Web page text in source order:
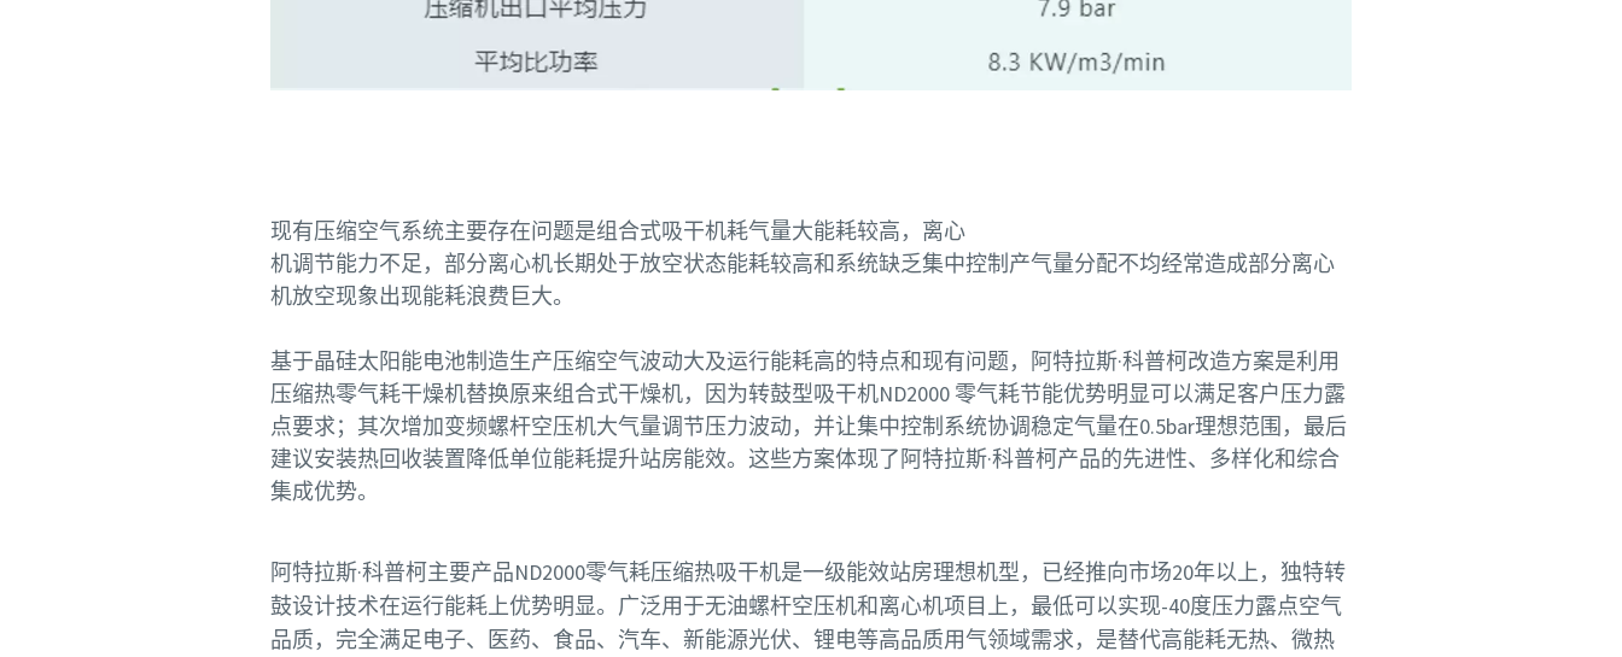
现有压缩空气系统主要存在问题是组合式吸干机耗气量大能耗较高，离心
机调节能力不足，部分离心机长期处于放空状态能耗较高和系统缺乏集中控制产气量分配不均经常造成部分离心
机放空现象出现能耗浪费巨大。
基于晶硅太阳能电池制造生产压缩空气波动大及运行能耗高的特点和现有问题，阿特拉斯·科普柯改造方案是利用
压缩热零气耗干燥机替换原来组合式干燥机，因为转鼓型吸干机ND2000 零气耗节能优势明显可以满足客户压力露
点要求；其次增加变频螺杆空压机大气量调节压力波动，并让集中控制系统协调稳定气量在0.5bar理想范围，最后
建议安装热回收装置降低单位能耗提升站房能效。这些方案体现了阿特拉斯·科普柯产品的先进性、多样化和综合
集成优势。
阿特拉斯·科普柯主要产品ND2000零气耗压缩热吸干机是一级能效站房理想机型，已经推向市场20年以上，独特转
鼓设计技术在运行能耗上优势明显。广泛用于无油螺杆空压机和离心机项目上，最低可以实现-40度压力露点空气
品质，完全满足电子、医药、食品、汽车、新能源光伏、锂电等高品质用气领域需求，是替代高能耗无热、微热